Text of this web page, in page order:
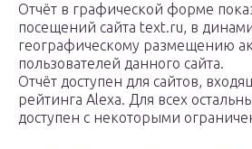
Отчёт в графической форме
посещений сайта text.ru, в
географическому размещению
пользователей данного сайта.
Отчёт доступен для сайтов,
рейтинга Alexa. Для всех
доступен с некоторыми